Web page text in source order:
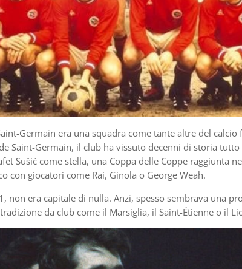
Germain era una squadra come tante altre del
Saint-Germain, il club ha vissuto decenni di storia
Sušić come stella, una Coppa delle Coppe raggiunta
con giocatori come Raí, Ginola o George Weah.
non era capitale di nulla. Anzi, spesso sembrava una
da club come il Marsiglia, il Saint-Étienne o il